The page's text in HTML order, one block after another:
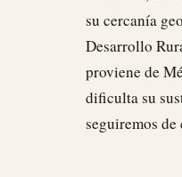
su cercanía
Desarrollo
proviene de
dificulta su
seguiremos